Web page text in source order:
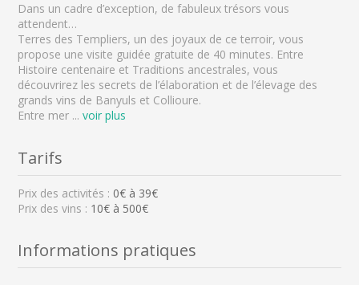
Dans un cadre d’exception, de fabuleux trésors vous
attendent…
Terres des Templiers, un des joyaux de ce terroir, vous
propose une visite guidée gratuite de 40 minutes. Entre
Histoire centenaire et Traditions ancestrales, vous
découvrirez les secrets de l’élaboration et de l’élevage des
grands vins de Banyuls et Collioure.
Entre mer ... voir plus
Tarifs
Prix des activités : 0€ à 39€
Prix des vins : 10€ à 500€
Informations pratiques